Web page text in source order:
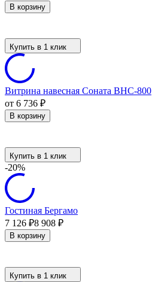
В корзину
Купить в 1 клик
Витрина навесная Соната ВНС-800
от 6 736 ₽
В корзину
Купить в 1 клик
-20%
Гостиная Бергамо
7 126 ₽8 908 ₽
В корзину
Купить в 1 клик